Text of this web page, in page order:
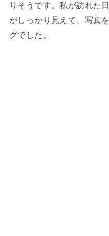
りそうです。私が訪れた
がしっかり見えて、写真
グでした。